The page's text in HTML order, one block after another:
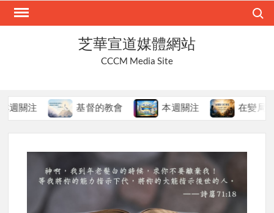
Skip
芝華宣道媒體網站
CCCM Media Site
基督的教會 本週關注 在變局中持守